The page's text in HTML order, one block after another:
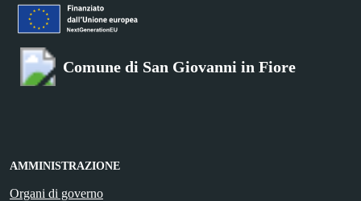
Comune di San Giovanni in Fiore
AMMINISTRAZIONE
Organi di governo